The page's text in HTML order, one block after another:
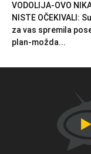
VODOLIJA-OVO
NISTE OČEKIVALI:
za vas spremila
plan-možda...